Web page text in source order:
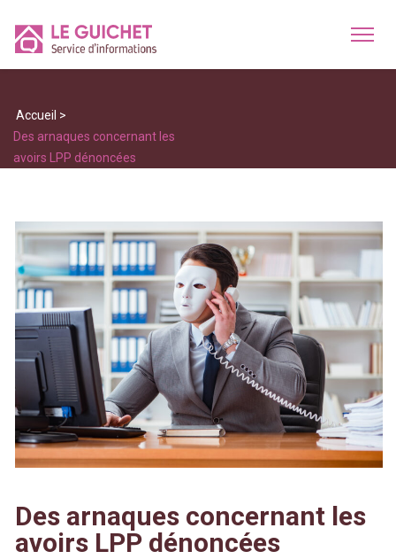
Accueil >
Des arnaques concernant les
avoirs LPP dénoncées
Des arnaques concernant les
avoirs LPP dénoncées